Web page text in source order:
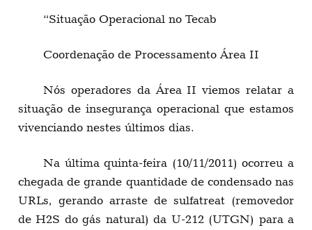
“Situação Operacional no Tecab
Coordenação de Processamento Área II
Nós operadores da Área II viemos relatar a
situação de insegurança operacional que estamos
vivenciando nestes últimos dias.
Na última quinta-feira (10/11/2011) ocorreu a
chegada de grande quantidade de condensado nas
URLs, gerando arraste de sulfatreat (removedor
de H2S do gás natural) da U-212 (UTGN) para a